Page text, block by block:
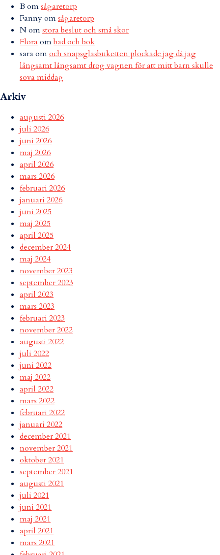
B omsågaretorp
Fannyomsågaretorp
Nomstora beslut och små skor
Flora ombad och bok
sara omoch snapsglasbuketten plockade jag då jag
långsamt långsamt drog vagnen för att mitt barn skulle
sova middag
Arkiv
augusti 2026
juli 2026
juni 2026
maj 2026
april 2026
mars 2026
februari 2026
januari 2026
juni 2025
maj 2025
april 2025
december 2024
maj 2024
november 2023
september 2023
april 2023
mars 2023
februari 2023
november 2022
augusti 2022
juli 2022
juni 2022
maj 2022
april 2022
mars 2022
februari 2022
januari 2022
december 2021
november 2021
oktober 2021
september 2021
augusti 2021
juli 2021
juni 2021
maj 2021
april 2021
mars 2021